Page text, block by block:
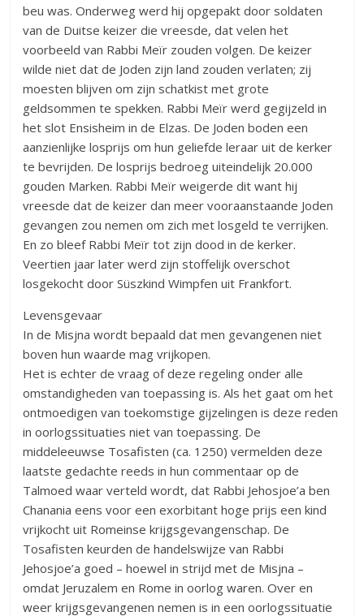
beu was. Onderweg werd hij opgepakt door soldaten
van de Duitse keizer die vreesde, dat velen het
voorbeeld van Rabbi Meïr zouden volgen. De keizer
wilde niet dat de Joden zijn land zouden verlaten; zij
moesten blijven om zijn schatkist met grote
geldsommen te spekken. Rabbi Meïr werd gegijzeld in
het slot Ensisheim in de Elzas. De Joden boden een
aanzienlijke losprijs om hun geliefde leraar uit de kerker
te bevrijden. De losprijs bedroeg uiteindelijk 20.000
gouden Marken. Rabbi Meïr weigerde dit want hij
vreesde dat de keizer dan meer vooraanstaande Joden
gevangen zou nemen om zich met losgeld te verrijken.
En zo bleef Rabbi Meïr tot zijn dood in de kerker.
Veertien jaar later werd zijn stoffelijk overschot
losgekocht door Süszkind Wimpfen uit Frankfort.
Levensgevaar
In de Misjna wordt bepaald dat men gevangenen niet
boven hun waarde mag vrijkopen.
Het is echter de vraag of deze regeling onder alle
omstandigheden van toepassing is. Als het gaat om het
ontmoedigen van toekomstige gijzelingen is deze reden
in oorlogssituaties niet van toepassing. De
middeleeuwse Tosafisten (ca. 1250) vermelden deze
laatste gedachte reeds in hun commentaar op de
Talmoed waar verteld wordt, dat Rabbi Jehosjoe’a ben
Chanania eens voor een exorbitant hoge prijs een kind
vrijkocht uit Romeinse krijgsgevangenschap. De
Tosafisten keurden de handelswijze van Rabbi
Jehosjoe’a goed – hoewel in strijd met de Misjna –
omdat Jeruzalem en Rome in oorlog waren. Over en
weer krijgsgevangenen nemen is in een oorlogssituatie